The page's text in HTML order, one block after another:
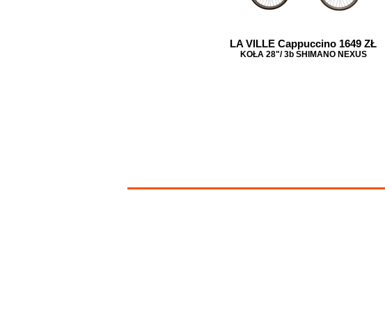
LA VILLE Cappuccino 1649 ZŁ
KOŁA 28"/ 3b SHIMANO NEXUS